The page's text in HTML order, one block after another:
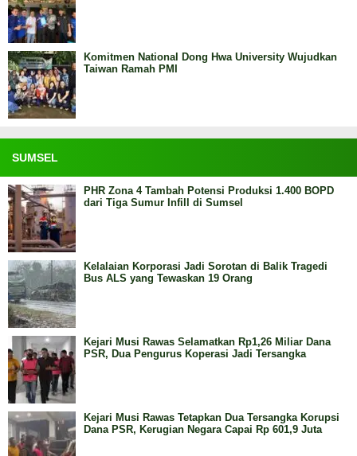
Komitmen National Dong Hwa University Wujudkan
Taiwan Ramah PMI
SUMSEL
PHR Zona 4 Tambah Potensi Produksi 1.400 BOPD
dari Tiga Sumur Infill di Sumsel
Kelalaian Korporasi Jadi Sorotan di Balik Tragedi
Bus ALS yang Tewaskan 19 Orang
Kejari Musi Rawas Selamatkan Rp1,26 Miliar Dana
PSR, Dua Pengurus Koperasi Jadi Tersangka
Kejari Musi Rawas Tetapkan Dua Tersangka Korupsi
Dana PSR, Kerugian Negara Capai Rp 601,9 Juta